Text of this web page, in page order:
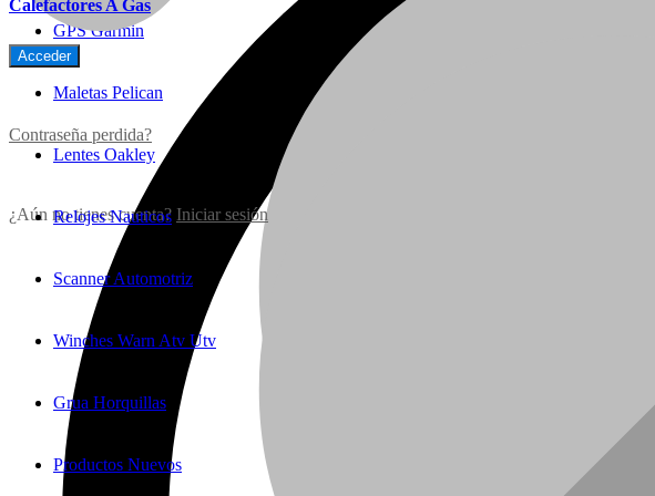
Contraseña perdida?
¿Aún no tienes cuenta? Iniciar sesión
GPS Garmin
Maletas Pelican
Lentes Oakley
Relojes Nauticos
Scanner Automotriz
Winches Warn Atv Utv
Grua Horquillas
Productos Nuevos
Calefactores A Gas